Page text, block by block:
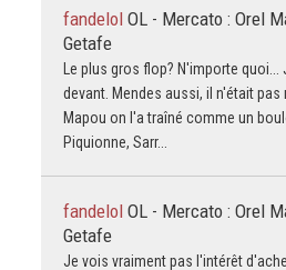
fandelol OL - Mercato : Orel
Getafe
Le plus gros flop? N'importe
devant. Mendes aussi, il n'était pas
Mapou on l'a traîné comme un
Piquionne, Sarr...
fandelol OL - Mercato : Orel
Getafe
Je vois vraiment pas l'intérêt